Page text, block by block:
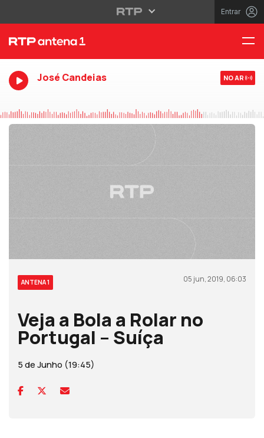
Entrar
José Candeias NO AR
ANTENA 1 05 jun, 2019, 06:03
Veja a Bola a Rolar no
Portugal – Suíça
5 de Junho (19:45)